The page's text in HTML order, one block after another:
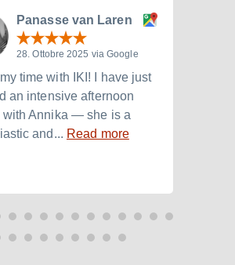
Panasse van Laren
28. Ottobre 2025 via Google
time with IKI! I have just
an intensive afternoon
with Annika — she is a
and... Read more